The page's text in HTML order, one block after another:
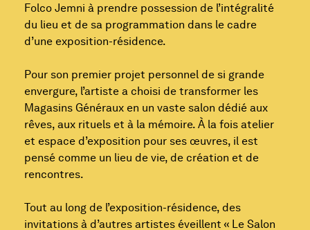
Folco Jemni à prendre possession de l’intégralité
du lieu et de sa programmation dans le cadre
d’une exposition-résidence.
Pour son premier projet personnel de si grande
envergure, l’artiste a choisi de transformer les
Magasins Généraux en un vaste salon dédié aux
rêves, aux rituels et à la mémoire. À la fois atelier
et espace d’exposition pour ses œuvres, il est
pensé comme un lieu de vie, de création et de
rencontres.
Tout au long de l’exposition-résidence, des
invitations à d’autres artistes éveillent « Le Salon